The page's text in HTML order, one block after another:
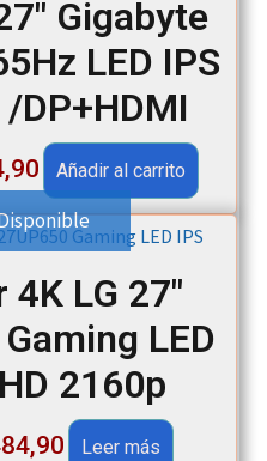
Gigabyte
LED IPS
DP+HDMI
Current
price
is:
$344,90.
Añadir al carrito
LG 27″
LED
2160p
Current
Leer más